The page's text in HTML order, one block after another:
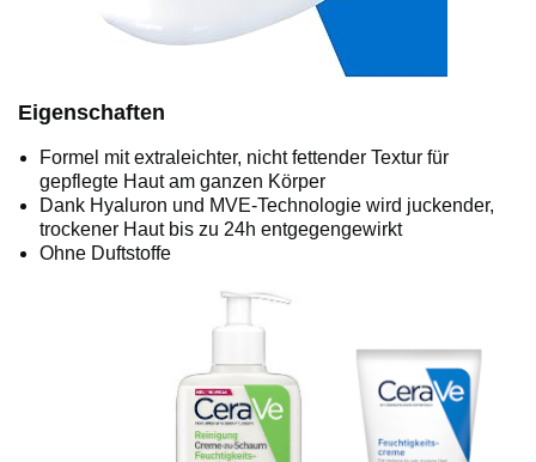
Eigenschaften
Formel mit extraleichter, nicht fettender Textur für
gepflegte Haut am ganzen Körper
Dank Hyaluron und MVE-Technologie wird juckender,
trockener Haut bis zu 24h entgegengewirkt
Ohne Duftstoffe